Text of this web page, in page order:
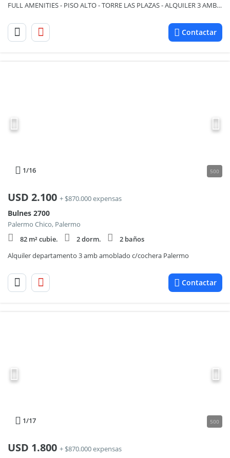
FULL AMENITIES - PISO ALTO - TORRE LAS PLAZAS - ALQUILER 3 AMBIENTES PALERMO - COCHERA
Contactar
1/16 500
USD 2.100 + $870.000 expensas
Bulnes 2700
Palermo Chico, Palermo
82 m² cubie.
2 dorm.
2 baños
Alquiler departamento 3 amb amoblado c/cochera Palermo
Contactar
1/17 500
USD 1.800 + $870.000 expensas